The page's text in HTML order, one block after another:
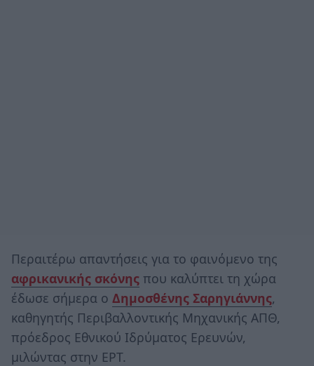
Περαιτέρω απαντήσεις για το φαινόμενο της
αφρικανικής σκόνης που καλύπτει τη χώρα
έδωσε σήμερα ο Δημοσθένης Σαρηγιάννης,
καθηγητής Περιβαλλοντικής Μηχανικής ΑΠΘ,
πρόεδρος Εθνικού Ιδρύματος Ερευνών,
μιλώντας στην ΕΡΤ.